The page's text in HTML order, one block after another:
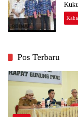
Pos Terbaru